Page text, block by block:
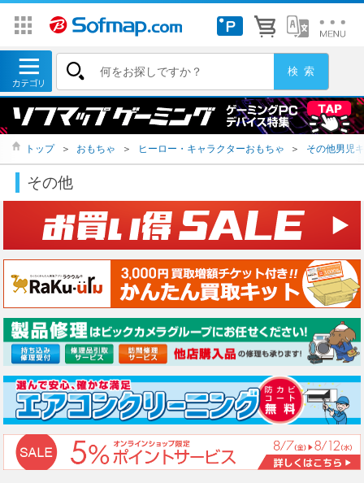
トップ ＞ おもちゃ ＞ ヒーロー・キャラクターおもちゃ ＞ その他男児
その他